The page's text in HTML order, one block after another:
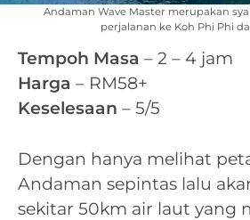
Andaman Wave Master merupakan
perjalanan ke Koh Phi Phi
Tempoh Masa – 2 – 4 jam
Harga – RM58+
Keselesaan – 5/5
Dengan hanya melihat
Andaman sepintas lalu
sekitar 50km air laut yang